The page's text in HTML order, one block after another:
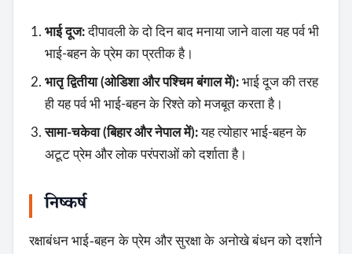
भाई दूज:दीपावली के दो दिन बाद मनाया जाने वाला यह पर्व भी
भाई-बहन के प्रेम का प्रतीक है।
भातृ द्वितीया (ओडिशा और पश्चिम बंगाल में): भाई दूज की तरह
ही यह पर्व भी भाई-बहन के रिश्ते को मजबूत करता है।
सामा-चकेवा (बिहार और नेपाल में):यह त्योहार भाई-बहन के
अटूट प्रेम और लोक परंपराओं को दर्शाता है।
निष्कर्ष
रक्षाबंधन भाई-बहन के प्रेम और सुरक्षा के अनोखे बंधन को दर्शाने